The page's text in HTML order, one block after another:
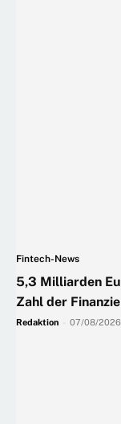
Fintech-News
5,3 Milliarden
Zahl der
Redaktion 07/08/2026